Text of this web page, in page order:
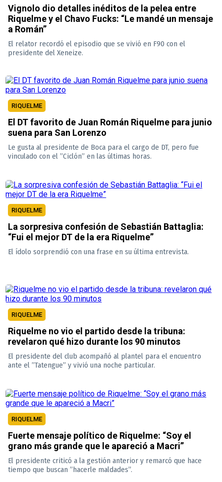
Vignolo dio detalles inéditos de la pelea entre
Riquelme y el Chavo Fucks: “Le mandé un mensaje
a Román”
El relator recordó el episodio que se vivió en F90 con el
presidente del Xeneize.
RIQUELME
El DT favorito de Juan Román Riquelme para junio
suena para San Lorenzo
Le gusta al presidente de Boca para el cargo de DT, pero fue
vinculado con el ”Ciclón” en las últimas horas.
RIQUELME
La sorpresiva confesión de Sebastián Battaglia:
“Fui el mejor DT de la era Riquelme”
El ídolo sorprendió con una frase en su última entrevista.
RIQUELME
Riquelme no vio el partido desde la tribuna:
revelaron qué hizo durante los 90 minutos
El presidente del club acompañó al plantel para el encuentro
ante el ”Tatengue” y vivió una noche particular.
RIQUELME
Fuerte mensaje político de Riquelme: “Soy el
grano más grande que le apareció a Macri”
El presidente criticó a la gestión anterior y remarcó que hace
tiempo que buscan ”hacerle maldades”.